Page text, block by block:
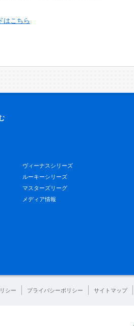
はこちら
ヴィーナスシリーズ
ルーキーシリーズ
マスターズリーグ
メディア情報
シー プライバシーポリシー サイトマップ